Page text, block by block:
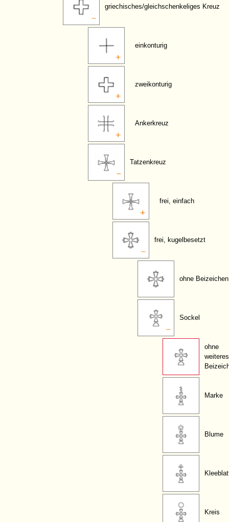
griechisches/gleichschenkeliges Kreuz
einkonturig
zweikonturig
Ankerkreuz
Tatzenkreuz
frei, einfach
frei, kugelbesetzt
ohne Beizeichen
Sockel
ohne
weiteres
Marke
Blume
Kreis